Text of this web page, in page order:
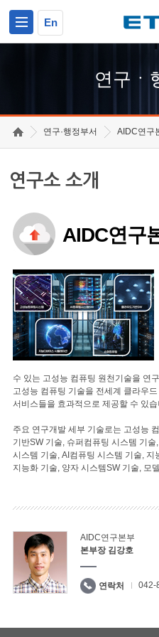
En
연구ㆍ
연구·행정부서 AIDC연구
연구소 소개
AIDC연구
수 있는 고성능 컴퓨팅 원천기술을 연
고성능 컴퓨팅 기술을 전세계 클라우
서비스들을 효과적으로 제공할 수 있
주요 연구개발 세부 기술로는 고성능
기반SW 기술, 슈퍼컴퓨팅 시스템 기
시스템 기술, AI컴퓨팅 시스템 기술,
지능화 기술, 양자 시스템SW 기술, 모
AIDC연구본부
본부장 김강호
연락처 042-